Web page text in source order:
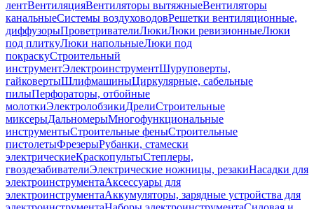
лентВентиляцияВентиляторы вытяжныеВентиляторы
канальныеСистемы воздуховодовРешетки вентиляционные,
диффузорыПроветривателиЛюкиЛюки ревизионныеЛюки
под плиткуЛюки напольныеЛюки под
покраскуСтроительный
инструментЭлектроинструментШуруповерты,
гайковертыШлифмашиныЦиркулярные, сабельные
пилыПерфораторы, отбойные
молоткиЭлектролобзикиДрелиСтроительные
миксерыДальномерыМногофункциональные
инструментыСтроительные феныСтроительные
пистолетыФрезерыРубанки, стамески
электрическиеКраскопультыСтеплеры,
гвоздезабивателиЭлектрические ножницы, резакиНасадки для
электроинструментаАксессуары для
электроинструментаАккумуляторы, зарядные устройства для